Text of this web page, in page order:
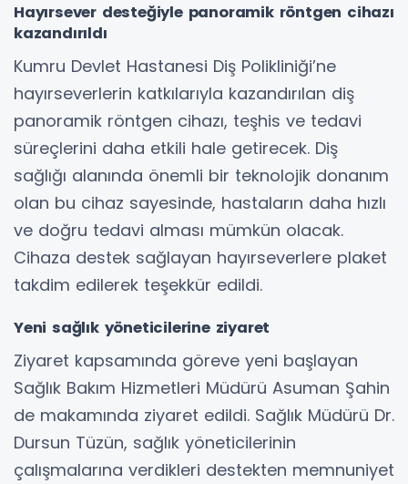
Hayırsever desteğiyle panoramik röntgen cihazı
kazandırıldı
Kumru Devlet Hastanesi Diş Polikliniği’ne
hayırseverlerin katkılarıyla kazandırılan diş
panoramik röntgen cihazı, teşhis ve tedavi
süreçlerini daha etkili hale getirecek. Diş
sağlığı alanında önemli bir teknolojik donanım
olan bu cihaz sayesinde, hastaların daha hızlı
ve doğru tedavi alması mümkün olacak.
Cihaza destek sağlayan hayırseverlere plaket
takdim edilerek teşekkür edildi.
Yeni sağlık yöneticilerine ziyaret
Ziyaret kapsamında göreve yeni başlayan
Sağlık Bakım Hizmetleri Müdürü Asuman Şahin
de makamında ziyaret edildi. Sağlık Müdürü Dr.
Dursun Tüzün, sağlık yöneticilerinin
çalışmalarına verdikleri destekten memnuniyet